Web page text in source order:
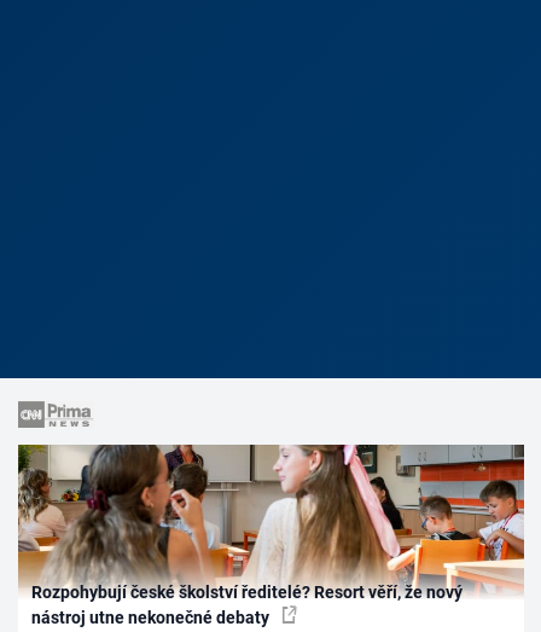
Rozpohybují české školství ředitelé? Resort věří, že nový
nástroj utne nekonečné debaty